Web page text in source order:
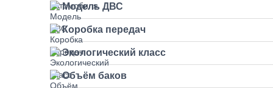
Модель ДВС
Коробка передач
Экологический класс
Объём баков